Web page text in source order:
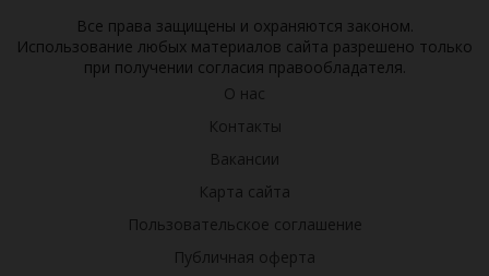
Все права защищены и охраняются законом.
Использование любых материалов сайта разрешено только
при получении согласия правообладателя.
О нас
Контакты
Вакансии
Карта сайта
Пользовательское соглашение
Публичная оферта